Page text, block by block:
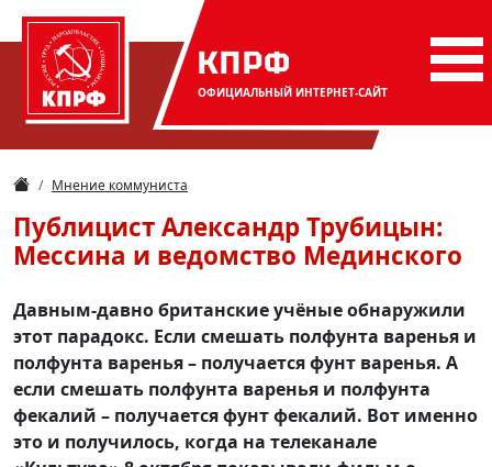
КПРФ
ОФИЦИАЛЬНЫЙ ИНТЕРНЕТ-САЙТ
Мнение коммуниста
Публицист Александр Трубицын:
Мессина и ведомство Мединского
Давным-давно британские учёные обнаружили
этот парадокс. Если смешать полфунта варенья и
полфунта варенья – получается фунт варенья. А
если смешать полфунта варенья и полфунта
фекалий – получается фунт фекалий. Вот именно
это и получилось, когда на телеканале